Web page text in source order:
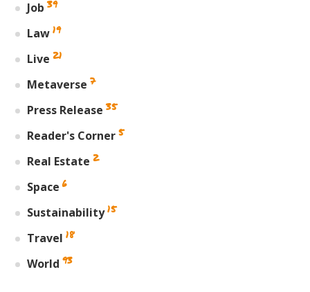
Job 39
Law 19
Live 21
Metaverse 7
Press Release 35
Reader's Corner 5
Real Estate 2
Space 6
Sustainability 15
Travel 18
World 93